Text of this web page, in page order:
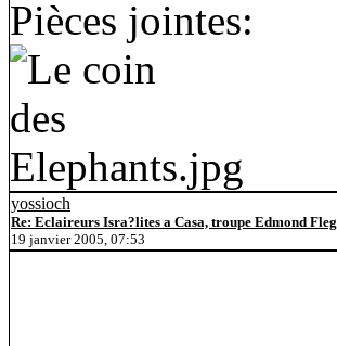
Pièces jointes:
yossioch
Re: Eclaireurs Isra?lites a Casa, troupe Edmond Fleg
19 janvier 2005, 07:53